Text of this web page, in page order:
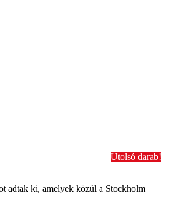
Utolsó darab!
adtak ki, amelyek közül a Stockholm